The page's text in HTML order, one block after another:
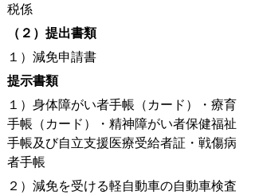
税係
（２）提出書類
１）減免申請書
提示書類
１）身体障がい者手帳（カード）・療育
手帳（カード）・ 精神障がい者保健福祉
手帳及び自立支援医療受給者証・戦傷病
者手帳
２）減免を受ける軽自動車の自動車検査